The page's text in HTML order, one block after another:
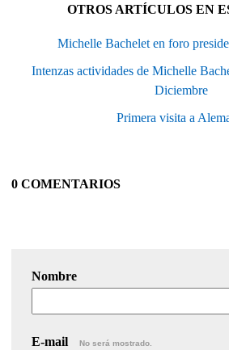
OTROS ARTÍCULOS EN
Michelle Bachelet en foro
Intenzas actividades de Michelle
Diciembre
Primera visita a
0 COMENTARIOS
Nombre
E-mail No será mostrado.